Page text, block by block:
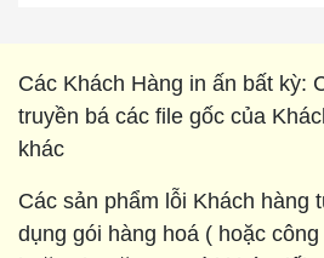
Các Khách Hàng in ấn bất kỳ:
truyền bá các file gốc của
khác
Các sản phẩm lỗi Khách hàng
dụng gói hàng hoá ( hoặc